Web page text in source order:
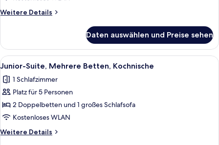
Bett
und
Kochnische
anzeigen
Weitere Details
Weitere
Suite,
1 King-
Bett
Schlafsofa,
Kochnische
Daten auswählen und Preise sehen
Alle
Fotos
für
Junior-
Suite,
Mehrere
Betten,
Kochnische
Junior-Suite, Mehrere Betten,
3
Junior-Suite, Mehrere Betten, Kochnische
1 Schlafzimmer
Platz für 5 Personen
2 Doppelbetten und 1 großes Schlafsofa
Kostenloses WLAN
Weitere Details
Weitere